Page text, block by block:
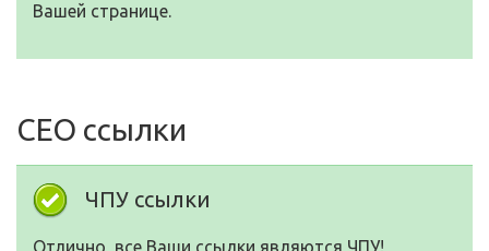
Вашей странице.
СЕО ссылки
ЧПУ ссылки
Отлично, все Ваши ссылки являются ЧПУ!